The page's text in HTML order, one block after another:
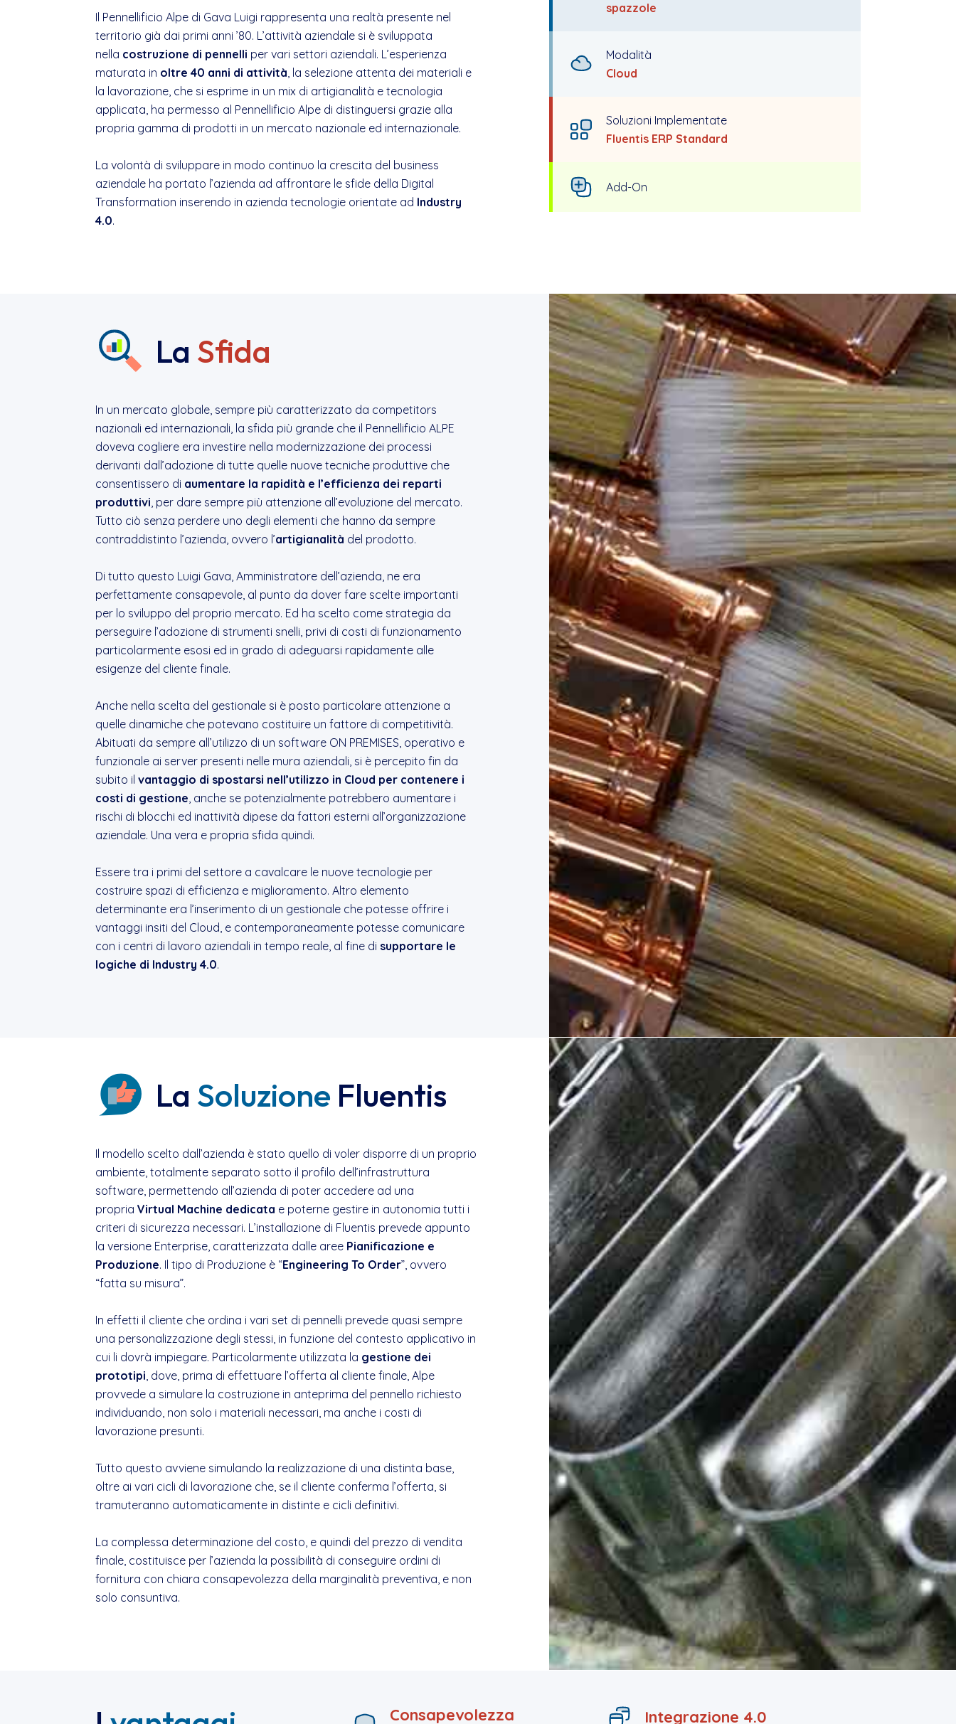
spazzole
Modalità
Cloud
Soluzioni Implementate
Fluentis ERP Standard
Add-On
Il Pennellificio Alpe di Gava Luigi rappresenta una realtà presente nel
territorio già dai primi anni ’80. L’attività aziendale si è sviluppata
nella costruzione di pennelli per vari settori aziendali. L’esperienza
maturata in oltre 40 anni di attività, la selezione attenta dei materiali e
la lavorazione, che si esprime in un mix di artigianalità e tecnologia
applicata, ha permesso al Pennellificio Alpe di distinguersi grazie alla
propria gamma di prodotti in un mercato nazionale ed internazionale.
La volontà di sviluppare in modo continuo la crescita del business
aziendale ha portato l’azienda ad affrontare le sfide della Digital
Transformation inserendo in azienda tecnologie orientate ad Industry
4.0.
La Sfida
In un mercato globale, sempre più caratterizzato da competitors
nazionali ed internazionali, la sfida più grande che il Pennellificio ALPE
doveva cogliere era investire nella modernizzazione dei processi
derivanti dall’adozione di tutte quelle nuove tecniche produttive che
consentissero di aumentare la rapidità e l’efficienza dei reparti
produttivi, per dare sempre più attenzione all’evoluzione del mercato.
Tutto ciò senza perdere uno degli elementi che hanno da sempre
contraddistinto l’azienda, ovvero l’artigianalità del prodotto.
Di tutto questo Luigi Gava, Amministratore dell’azienda, ne era
perfettamente consapevole, al punto da dover fare scelte importanti
per lo sviluppo del proprio mercato. Ed ha scelto come strategia da
perseguire l’adozione di strumenti snelli, privi di costi di funzionamento
particolarmente esosi ed in grado di adeguarsi rapidamente alle
esigenze del cliente finale.
Anche nella scelta del gestionale si è posto particolare attenzione a
quelle dinamiche che potevano costituire un fattore di competitività.
Abituati da sempre all’utilizzo di un software ON PREMISES, operativo e
funzionale ai server presenti nelle mura aziendali, si è percepito fin da
subito ilvantaggio di spostarsi nell’utilizzo in Cloud per contenere i
costi di gestione, anche se potenzialmente potrebbero aumentare i
rischi di blocchi ed inattività dipese da fattori esterni all’organizzazione
aziendale. Una vera e propria sfida quindi.
Essere tra i primi del settore a cavalcare le nuove tecnologie per
costruire spazi di efficienza e miglioramento. Altro elemento
determinante era l’inserimento di un gestionale che potesse offrire i
vantaggi insiti del Cloud, e contemporaneamente potesse comunicare
con i centri di lavoro aziendali in tempo reale, al fine di supportare le
logiche di Industry 4.0.
La Soluzione Fluentis
Il modello scelto dall’azienda è stato quello di voler disporre di un proprio
ambiente, totalmente separato sotto il profilo dell’infrastruttura
software, permettendo all’azienda di poter accedere ad una
propriaVirtual Machine dedicata e poterne gestire in autonomia tutti i
criteri di sicurezza necessari. L’installazione di Fluentis prevede appunto
la versione Enterprise, caratterizzata dalle aree Pianificazione e
Produzione. Il tipo di Produzione è “Engineering To Order”, ovvero
“fatta su misura”.
In effetti il cliente che ordina i vari set di pennelli prevede quasi sempre
una personalizzazione degli stessi, in funzione del contesto applicativo in
cui li dovrà impiegare. Particolarmente utilizzata la gestione dei
prototipi, dove, prima di effettuare l’offerta al cliente finale, Alpe
provvede a simulare la costruzione in anteprima del pennello richiesto
individuando, non solo i materiali necessari, ma anche i costi di
lavorazione presunti.
Tutto questo avviene simulando la realizzazione di una distinta base,
oltre ai vari cicli di lavorazione che, se il cliente conferma l’offerta, si
tramuteranno automaticamente in distinte e cicli definitivi.
La complessa determinazione del costo, e quindi del prezzo di vendita
finale, costituisce per l’azienda la possibilità di conseguire ordini di
fornitura con chiara consapevolezza della marginalità preventiva, e non
solo consuntiva.
Consapevolezza
Integrazione 4.0